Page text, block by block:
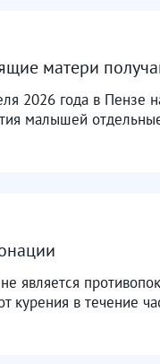
матери
2026 года в Пензе
малышей
является
курения в течение